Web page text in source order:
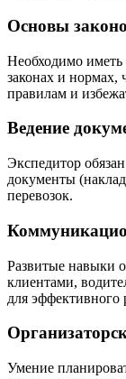
Основы
Необходимо
законах и нормах,
правилам и
Ведение
Экспедитор
документы
перевозок.
Развитые навыки
клиентами,
для эффективного
Умение